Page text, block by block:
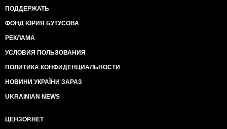
ПОДДЕРЖАТЬ
ФОНД ЮРИЯ БУТУСОВА
РЕКЛАМА
УСЛОВИЯ ПОЛЬЗОВАНИЯ
ПОЛИТИКА КОНФИДЕНЦИАЛЬНОСТИ
НОВИНИ УКРАЇНИ ЗАРАЗ
UKRAINIAN NEWS
ЦЕНЗОР.НЕТ